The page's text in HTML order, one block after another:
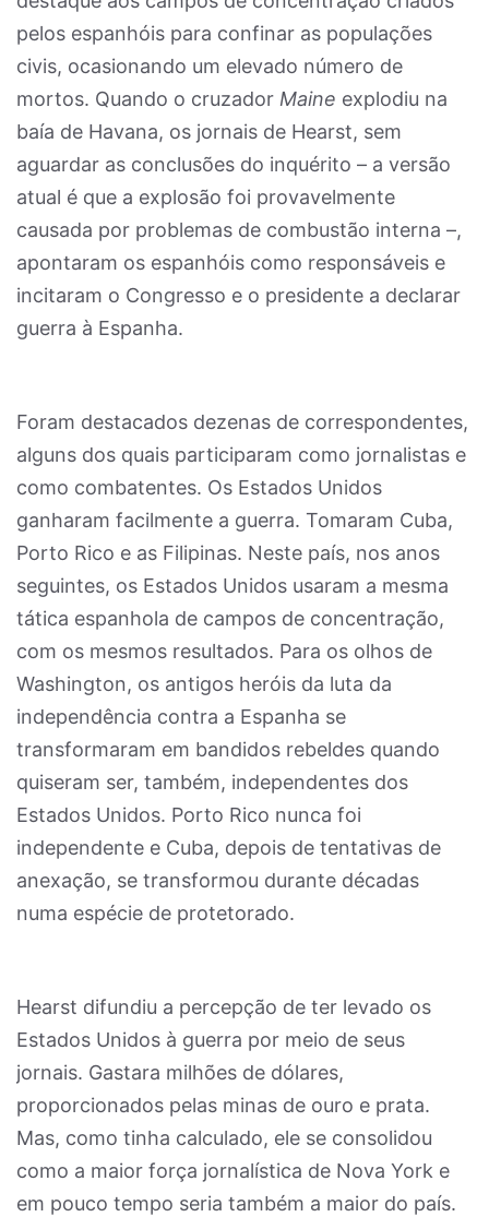
pelos espanhóis para confinar as populações
civis, ocasionando um elevado número de
mortos. Quando o cruzador Maine explodiu na
baía de Havana, os jornais de Hearst, sem
aguardar as conclusões do inquérito – a versão
atual é que a explosão foi provavelmente
causada por problemas de combustão interna –,
apontaram os espanhóis como responsáveis e
incitaram o Congresso e o presidente a declarar
guerra à Espanha.
Foram destacados dezenas de correspondentes,
alguns dos quais participaram como jornalistas e
como combatentes. Os Estados Unidos
ganharam facilmente a guerra. Tomaram Cuba,
Porto Rico e as Filipinas. Neste país, nos anos
seguintes, os Estados Unidos usaram a mesma
tática espanhola de campos de concentração,
com os mesmos resultados. Para os olhos de
Washington, os antigos heróis da luta da
independência contra a Espanha se
transformaram em bandidos rebeldes quando
quiseram ser, também, independentes dos
Estados Unidos. Porto Rico nunca foi
independente e Cuba, depois de tentativas de
anexação, se transformou durante décadas
numa espécie de protetorado.
Hearst difundiu a percepção de ter levado os
Estados Unidos à guerra por meio de seus
jornais. Gastara milhões de dólares,
proporcionados pelas minas de ouro e prata.
Mas, como tinha calculado, ele se consolidou
como a maior força jornalística de Nova York e
em pouco tempo seria também a maior do país.